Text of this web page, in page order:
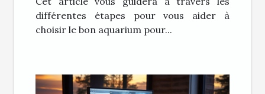
différentes étapes pour vous aider à
choisir le bon aquarium pour...